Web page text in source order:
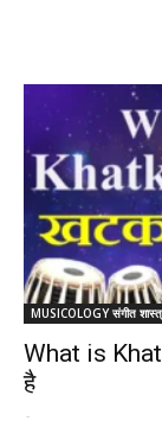
MUSICOLOGY संगीत
What is
है
-